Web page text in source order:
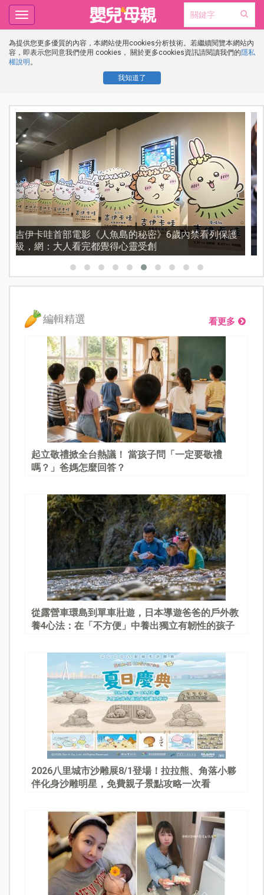
為提供您更多優質的內容，本網站使用cookies分析技術。若繼續閱覽本網站內
容，即表示您同意我們使用 cookies， 關於更多cookies資訊請閱讀我們的隱私
權說明 。
我知道了
Toggle
navigation
資優教育15問！師鐸獎名師陳宥妤：資優教育的核心，
不是成績而是讀懂孩子的心理準備度
編輯精選 看更多
起立敬禮掀全台熱議！ 當孩子問「一定要敬禮
嗎？」爸媽怎麼回答？
從露營車環島到單車壯遊，日本導遊爸爸的戶外教
養4心法：在「不方便」中養出獨立有韌性的孩子
2026八里城市沙雕展8/1登場！拉拉熊、角落小夥
伴化身沙雕明星，免費親子景點攻略一次看